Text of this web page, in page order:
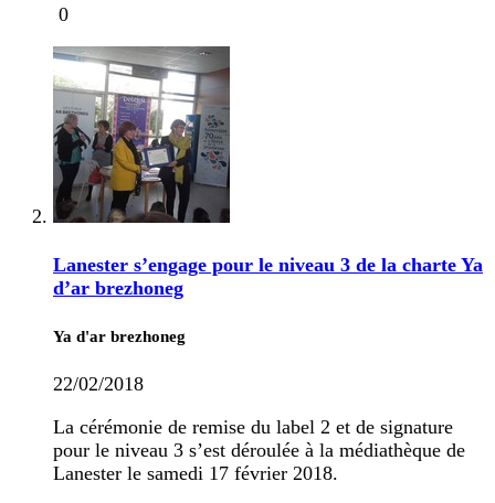
0
Lanester s’engage pour le niveau 3 de la charte Ya
d’ar brezhoneg
Ya d'ar brezhoneg
22/02/2018
La cérémonie de remise du label 2 et de signature
pour le niveau 3 s’est déroulée à la médiathèque de
Lanester le samedi 17 février 2018.